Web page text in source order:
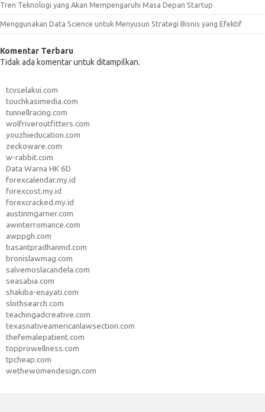
Tren Teknologi yang Akan Mempengaruhi Masa Depan Startup
Menggunakan Data Science untuk Menyusun Strategi Bisnis yang Efektif
Komentar Terbaru
Tidak ada komentar untuk ditampilkan.
tcvselakui.com
touchkasimedia.com
tunnellracing.com
wolfriveroutfitters.com
youzhieducation.com
zeckoware.com
w-rabbit.com
Data Warna HK 6D
forexcalendar.my.id
forexcost.my.id
forexcracked.my.id
austinmgarner.com
awinterromance.com
awppgh.com
basantpradhanmd.com
bronislawmag.com
salvemoslacandela.com
seasabia.com
shakiba-enayati.com
slothsearch.com
teachingadcreative.com
texasnativeamericanlawsection.com
thefemalepatient.com
topprowellness.com
tpcheap.com
wethewomendesign.com